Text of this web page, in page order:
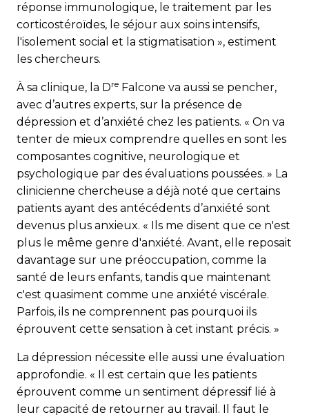
réponse immunologique, le traitement par les
corticostéroïdes, le séjour aux soins intensifs,
l'isolement social et la stigmatisation », estiment
les chercheurs.
À sa clinique, la Dre Falcone va aussi se pencher,
avec d’autres experts, sur la présence de
dépression et d’anxiété chez les patients. « On va
tenter de mieux comprendre quelles en sont les
composantes cognitive, neurologique et
psychologique par des évaluations poussées. » La
clinicienne chercheuse a déjà noté que certains
patients ayant des antécédents d’anxiété sont
devenus plus anxieux. « Ils me disent que ce n'est
plus le même genre d'anxiété. Avant, elle reposait
davantage sur une préoccupation, comme la
santé de leurs enfants, tandis que maintenant
c'est quasiment comme une anxiété viscérale.
Parfois, ils ne comprennent pas pourquoi ils
éprouvent cette sensation à cet instant précis. »
La dépression nécessite elle aussi une évaluation
approfondie. « Il est certain que les patients
éprouvent comme un sentiment dépressif lié à
leur capacité de retourner au travail. Il faut le